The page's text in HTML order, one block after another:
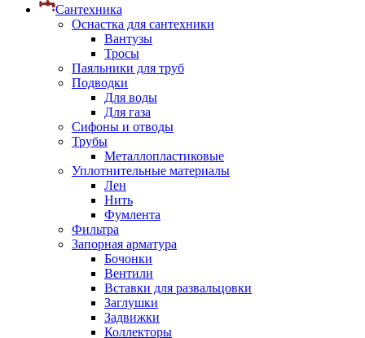
Сантехника
Оснастка для сантехники
Вантузы
Тросы
Паяльники для труб
Подводки
Для воды
Для газа
Сифоны и отводы
Трубы
Металлопластиковые
Уплотнительные материалы
Лен
Нить
Фумлента
Фильтра
Запорная арматура
Бочонки
Вентили
Вставки для развальцовки
Заглушки
Задвижки
Коллекторы